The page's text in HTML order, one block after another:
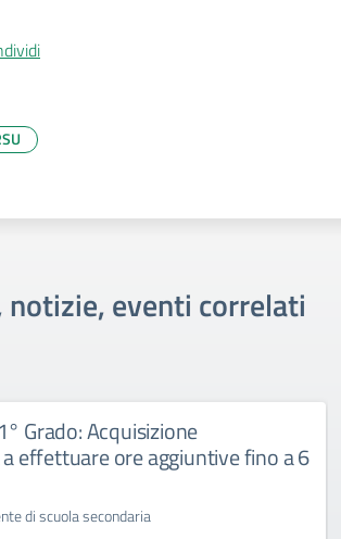
notizie, eventi correlati
Grado: Acquisizione
effettuare ore aggiuntive fino a 6
di scuola secondaria